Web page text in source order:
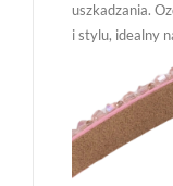
uszkadzania.
i stylu, idealny